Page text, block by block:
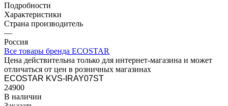
Подробности
Характеристики
Страна производитель
—
Россия
Все товары бренда ECOSTAR
Цена действительна только для интернет-магазина и может
отличаться от цен в розничных магазинах
ECOSTAR KVS-IRAY07ST
24900
В наличии